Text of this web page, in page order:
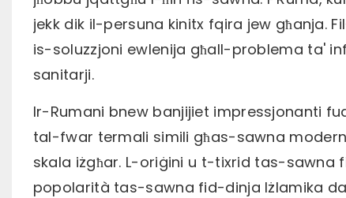
jekk dik il-persuna kinitx fqira jew għanja.
is-soluzzjoni ewlenija għall-problema ta'
sanitarji.
Ir-Rumani bnew banjijiet impressjonanti
tal-fwar termali simili għas-sawna
skala iżgħar. L-oriġini u t-tixrid tas-
popolarità tas-sawna fid-dinja Iżlamika